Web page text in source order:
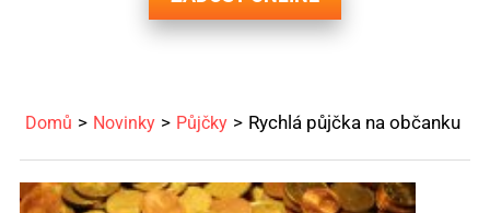
Domů Novinky Půjčky Rychlá půjčka na občanku